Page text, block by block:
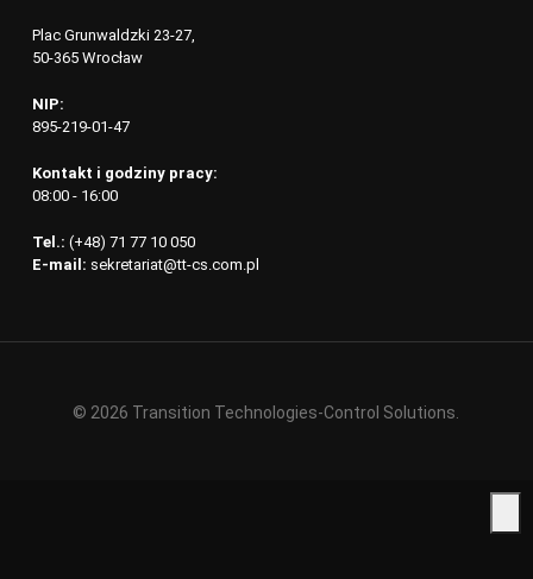
Plac Grunwaldzki 23-27,
50-365 Wrocław
NIP:
895-219-01-47
Kontakt i godziny pracy:
08:00 - 16:00
Tel.: (+48) 71 77 10 050
E-mail: sekretariat@tt-cs.com.pl
© 2026 Transition Technologies-Control Solutions.